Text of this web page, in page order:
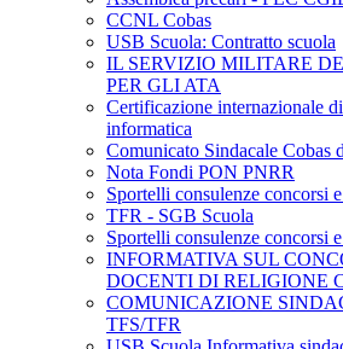
CCNL Cobas
USB Scuola: Contratto scuola
IL SERVIZIO MILITARE
PER GLI ATA
Certificazione internazionale
informatica
Comunicato Sindacale Cobas
Nota Fondi PON PNRR
Sportelli consulenze concorsi
TFR - SGB Scuola
Sportelli consulenze concorsi
INFORMATIVA SUL
DOCENTI DI RELIGIONE
COMUNICAZIONE
TFS/TFR